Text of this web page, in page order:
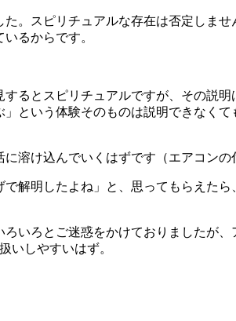
。スピリチュアルな存在は否定しま
るからです。
るとスピリチュアルですが、その説
という体験そのものは説明できなく
溶け込んでいくはずです（エアコンの
解明したよね」と、思ってもらえた
いろとご迷惑をかけておりましたが
いしやすいはず。